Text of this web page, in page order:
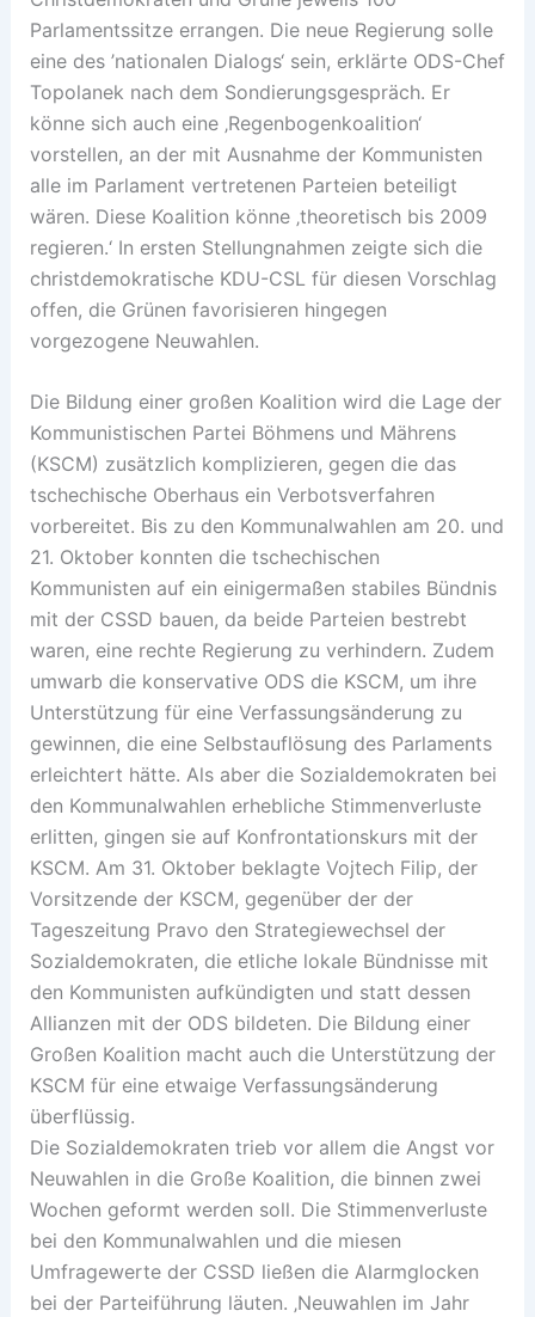
Parlamentssitze errangen. Die neue Regierung solle
eine des ’nationalen Dialogs‘ sein, erklärte ODS-Chef
Topolanek nach dem Sondierungsgespräch. Er
könne sich auch eine ‚Regenbogenkoalition‘
vorstellen, an der mit Ausnahme der Kommunisten
alle im Parlament vertretenen Parteien beteiligt
wären. Diese Koalition könne ‚theoretisch bis 2009
regieren.‘ In ersten Stellungnahmen zeigte sich die
christdemokratische KDU-CSL für diesen Vorschlag
offen, die Grünen favorisieren hingegen
vorgezogene Neuwahlen.
Die Bildung einer großen Koalition wird die Lage der
Kommunistischen Partei Böhmens und Mährens
(KSCM) zusätzlich komplizieren, gegen die das
tschechische Oberhaus ein Verbotsverfahren
vorbereitet. Bis zu den Kommunalwahlen am 20. und
21. Oktober konnten die tschechischen
Kommunisten auf ein einigermaßen stabiles Bündnis
mit der CSSD bauen, da beide Parteien bestrebt
waren, eine rechte Regierung zu verhindern. Zudem
umwarb die konservative ODS die KSCM, um ihre
Unterstützung für eine Verfassungsänderung zu
gewinnen, die eine Selbstauflösung des Parlaments
erleichtert hätte. Als aber die Sozialdemokraten bei
den Kommunalwahlen erhebliche Stimmenverluste
erlitten, gingen sie auf Konfrontationskurs mit der
KSCM. Am 31. Oktober beklagte Vojtech Filip, der
Vorsitzende der KSCM, gegenüber der der
Tageszeitung Pravo den Strategiewechsel der
Sozialdemokraten, die etliche lokale Bündnisse mit
den Kommunisten aufkündigten und statt dessen
Allianzen mit der ODS bildeten. Die Bildung einer
Großen Koalition macht auch die Unterstützung der
KSCM für eine etwaige Verfassungsänderung
überflüssig.
Die Sozialdemokraten trieb vor allem die Angst vor
Neuwahlen in die Große Koalition, die binnen zwei
Wochen geformt werden soll. Die Stimmenverluste
bei den Kommunalwahlen und die miesen
Umfragewerte der CSSD ließen die Alarmglocken
bei der Parteiführung läuten. ‚Neuwahlen im Jahr